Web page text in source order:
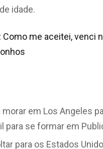
idade.
me aceitei, venci
em Los Angeles
para se formar em
para os Estados